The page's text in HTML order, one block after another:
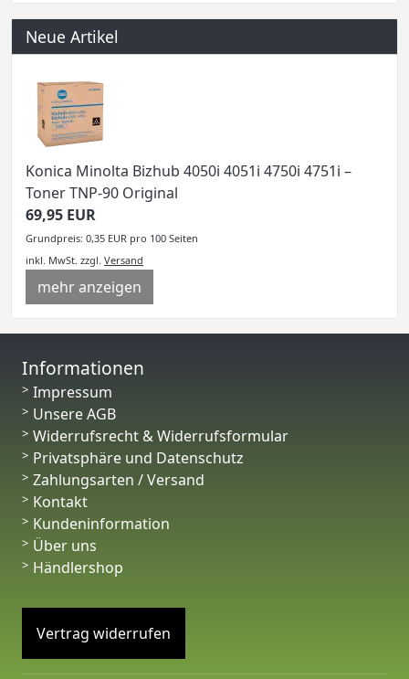
Neue Artikel
Konica Minolta Bizhub 4050i 4051i 4750i 4751i –
Toner TNP-90 Original
69,95 EUR
Grundpreis: 0,35 EUR pro 100 Seiten
inkl. MwSt. zzgl. Versand
mehr anzeigen
Informationen
Impressum
Unsere AGB
Widerrufsrecht & Widerrufsformular
Privatsphäre und Datenschutz
Zahlungsarten / Versand
Kontakt
Kundeninformation
Über uns
Händlershop
Vertrag widerrufen